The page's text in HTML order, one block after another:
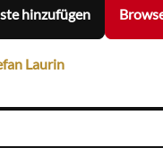
hinzufügen
Laurin